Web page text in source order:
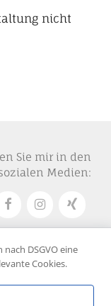
nicht
Sie mir in den
Medien:
DSGVO eine
Cookies.